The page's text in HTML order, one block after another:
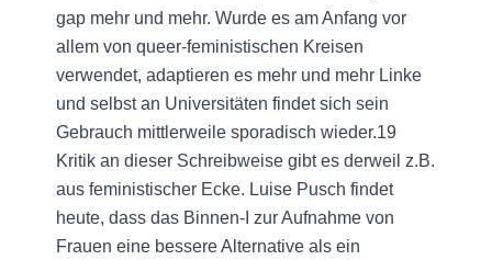
gap mehr und mehr. Wurde es am Anfang vor
allem von queer-feministischen Kreisen
verwendet, adaptieren es mehr und mehr Linke
und selbst an Universitäten findet sich sein
Gebrauch mittlerweile sporadisch wieder.19
Kritik an dieser Schreibweise gibt es derweil z.B.
aus feministischer Ecke. Luise Pusch findet
heute, dass das Binnen-I zur Aufnahme von
Frauen eine bessere Alternative als ein